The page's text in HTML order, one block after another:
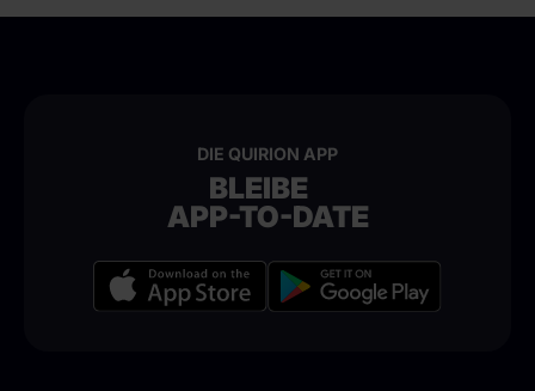
DIE QUIRION APP
BLEIBE
APP-TO-DATE